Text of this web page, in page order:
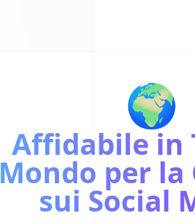
🌍
Affidabile in
Mondo per la
sui Social